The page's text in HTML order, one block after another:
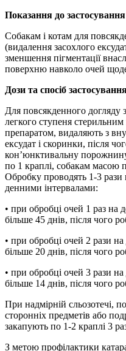
Показання до застосування
Собакам і котам для
(видалення засохлого
зменшення пігментації
поверхню навколо очей
Дози та спосіб
Для повсякденного догляду
легкого ступеня
препаратом, видаляють з
ексудат і скоринки, після
кон’юнктивальну
по 1 краплі, собакам масою
Обробку проводять 1-3 рази
денними інтервалами:
• при обробці очей 1 раз на
більше 45 днів, після чого
• при обробці очей 2 рази
більше 20 днів, після чого
• при обробці очей 3 рази
більше 14 днів, після чого
При надмірній сльозотечі,
сторонніх предметів або
закапують по 1-2 краплі 3
З метою профілактики